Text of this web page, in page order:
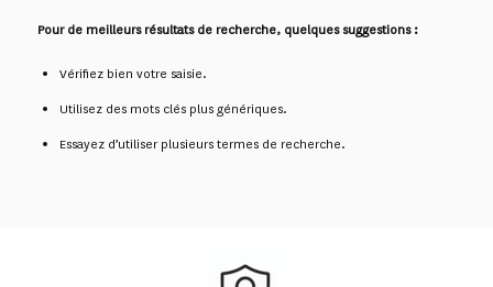
Pour de meilleurs résultats de recherche, quelques suggestions :
Vérifiez bien votre saisie.
Utilisez des mots clés plus génériques.
Essayez d’utiliser plusieurs termes de recherche.